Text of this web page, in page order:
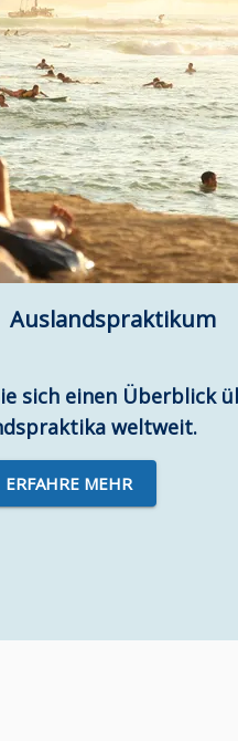
Auslandspraktikum
sich einen Überblick
weltweit.
ERFAHRE MEHR